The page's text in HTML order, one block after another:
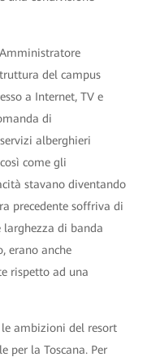
del campus
a Internet, TV e
di
alberghieri
come gli
stavano diventando
precedente soffriva di
di banda
erano anche
rispetto ad una
ambizioni del resort
per la Toscana. Per